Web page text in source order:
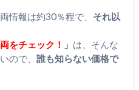
情報は約30％程で、 それ以
をチェック！ 」 は、そんな
ので、 誰も知らない価格で